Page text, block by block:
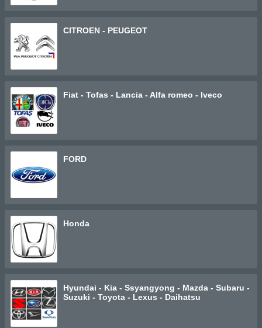
CITROEN - PEUGEOT
Fiat - Tofas - Lancia - Alfa romeo - Iveco
FORD
Honda
Hyundai - Kia - Ssyangyong - Mazda - Subaru -
Suzuki - Toyota - Lexus - Daihatsu